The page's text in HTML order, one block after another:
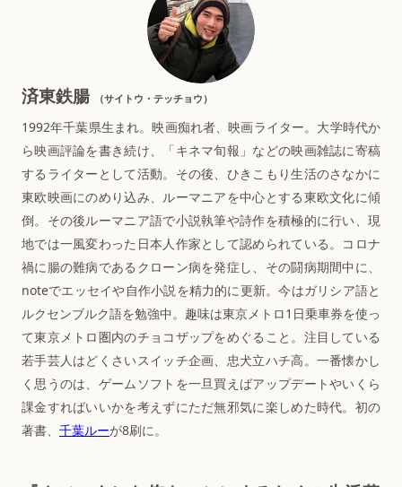
済東鉄腸 （サイトウ・テッチョウ）
1992年千葉県生まれ。映画痴れ者、映画ライター。大学時代か
ら映画評論を書き続け、「キネマ旬報」などの映画雑誌に寄稿
するライターとして活動。その後、ひきこもり生活のさなかに
東欧映画にのめり込み、ルーマニアを中心とする東欧文化に傾
倒。その後ルーマニア語で小説執筆や詩作を積極的に行い、現
地では一風変わった日本人作家として認められている。コロナ
禍に腸の難病であるクローン病を発症し、その闘病期間中に、
noteでエッセイや自作小説を精力的に更新。今はガリシア語と
ルクセンブルク語を勉強中。趣味は東京メトロ1日乗車券を使っ
て東京メトロ圏内のチョコザップをめぐること。注目している
若手芸人はどくさいスイッチ企画、忠犬立ハチ高。一番懐かし
く思うのは、ゲームソフトを一旦買えばアップデートやいくら
課金すればいいかを考えずにただ無邪気に楽しめた時代。初の
著書、 千葉ルーが8刷に。